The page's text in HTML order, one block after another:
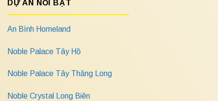
DỰ ÁN NỔI BẬT
An Bình Homeland
Noble Palace Tây Hồ
Noble Palace Tây Thăng Long
Noble Crystal Long Biên